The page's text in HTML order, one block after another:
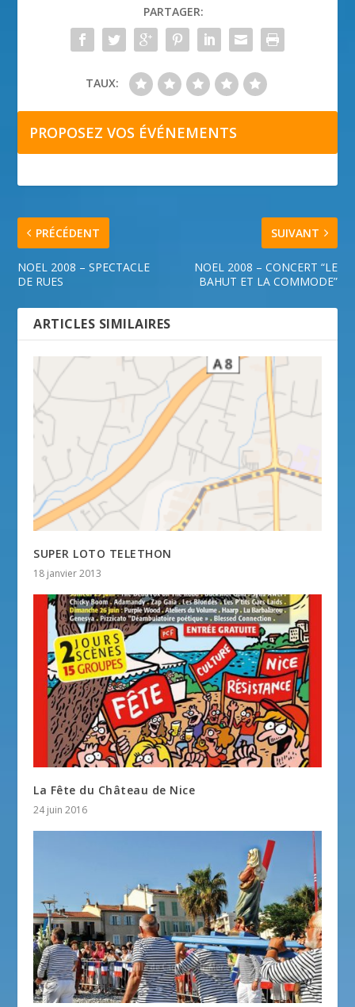
PARTAGER:
TAUX:
PROPOSEZ VOS ÉVÉNEMENTS
PRÉCÉDENT
NOEL 2008 – SPECTACLE
DE RUES
SUIVANT
NOEL 2008 – CONCERT “LE
BAHUT ET LA COMMODE”
ARTICLES SIMILAIRES
SUPER LOTO TELETHON
18 janvier 2013
La Fête du Château de Nice
24 juin 2016